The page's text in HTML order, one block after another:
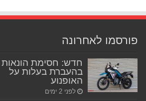
פורסמו לאחרונה
חדש: חסימת הונאות
בהעברת בעלות על
האופנוע
לפני 2 ימים